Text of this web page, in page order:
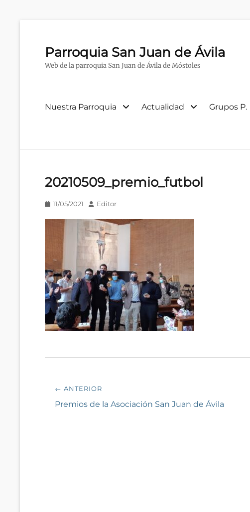
Parroquia San Juan de Ávila
Web de la parroquia San Juan de Ávila de Móstoles
Menú
Nuestra Parroquia Actualidad Grupos P.
20210509_premio_futbol
Publicado
11/05/2021 AutorEditor
Navegación
de
← ANTERIOR
Entrada
Premios de la Asociación San Juan de Ávila